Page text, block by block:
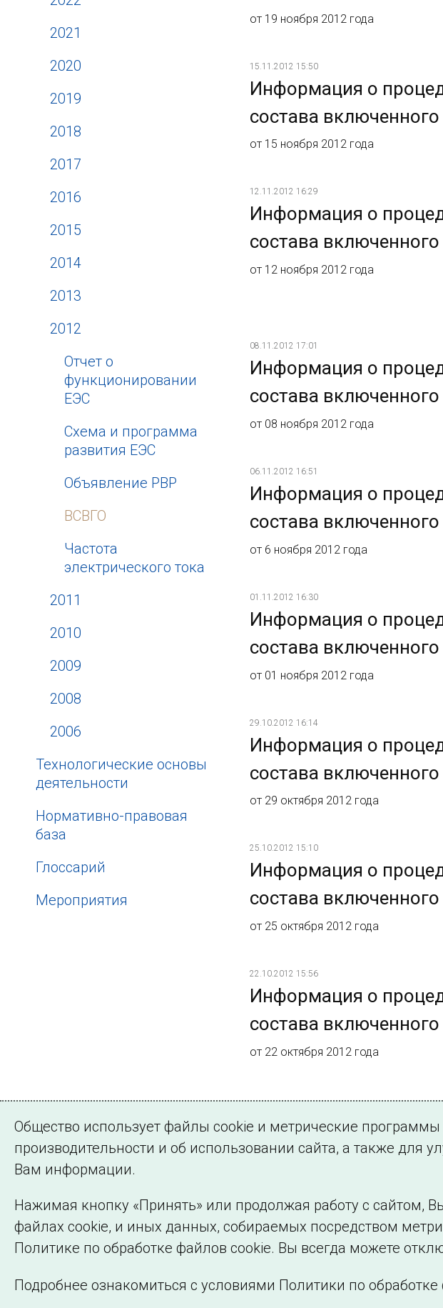
2021
2020
2019
2018
2017
2016
2015
2014
2013
2012
Отчет о
функционировании
ЕЭС
Схема и программа
развития ЕЭС
Объявление РВР
ВСВГО
Частота
электрического тока
2011
2010
2009
2008
2006
Технологические основы
деятельности
Нормативно-правовая
база
Глоссарий
Мероприятия
от 19 ноября 2012 года
15.11.2012 15:50
Информация о
состава
от 15 ноября 2012 года
12.11.2012 16:29
Информация о
состава
от 12 ноября 2012 года
08.11.2012 17:01
Информация о
состава
от 08 ноября 2012 года
06.11.2012 16:51
Информация о
состава
от 6 ноября 2012 года
01.11.2012 16:30
Информация о
состава
от 01 ноября 2012 года
29.10.2012 16:14
Информация о
состава
от 29 октября 2012 года
25.10.2012 15:10
Информация о
состава
от 25 октября 2012 года
22.10.2012 15:56
Информация о
состава
от 22 октября 2012 года
Страница 2 из 10.
Назад 1 2 3 … 10 Далее
©2005–2026 АО «СО ЕЭС» Филиалы
Общество использует файлы cookie и метрические
производительности и об использовании сайта, а также для
Вам информации.
Нажимая кнопку «Принять» или продолжая работу с сайтом,
файлах cookie, и иных данных, собираемых посредством
Политике по обработке файлов cookie. Вы всегда можете
Подробнее ознакомиться с условиями Политики по